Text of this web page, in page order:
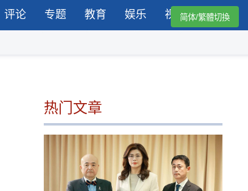
评论 专题 教育 娱乐 视频简体/繁體切換
热门文章